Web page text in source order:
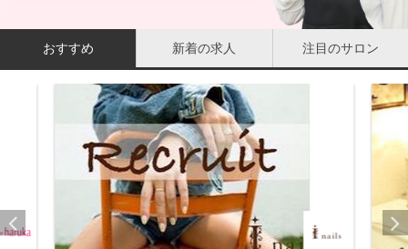
記入する
おすすめ 新着の求人 注目のサロン